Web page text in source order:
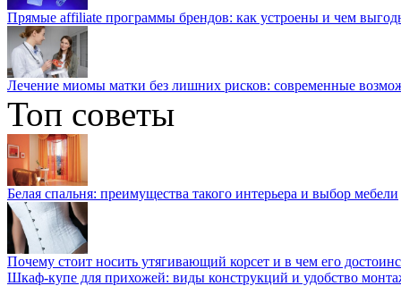
Прямые affiliate программы брендов: как устроены и чем
Лечение миомы матки без лишних рисков: современные
Топ советы
Белая спальня: преимущества такого интерьера и выбор мебели
Почему стоит носить утягивающий корсет и в чем его
Шкаф-купе для прихожей: виды конструкций и удобство